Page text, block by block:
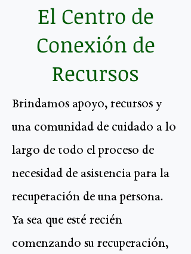
El Centro de
Conexión de
Recursos
Brindamos apoyo, recursos y
una comunidad de cuidado a lo
largo de todo el proceso de
necesidad de asistencia para la
recuperación de una persona.
Ya sea que esté recién
comenzando su recuperación,